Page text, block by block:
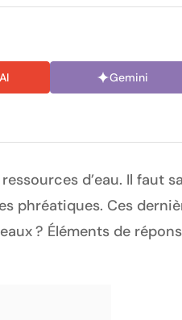
Gemini
d’eau. Il faut
phréatiques. Ces
? Éléments de